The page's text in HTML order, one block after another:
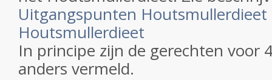
Uitgangspunten Houtsmullerdieet
Houtsmullerdieet
In principe zijn de gerechten voor
anders vermeld.